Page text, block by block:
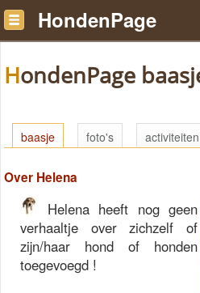
HondenPage
HondenPage
baasje foto's activiteiten
Over Helena
Helena heeft nog geen
verhaaltje over zichzelf of
zijn/haar hond of honden
toegevoegd !